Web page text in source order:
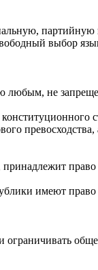
выбор
не
имеют право